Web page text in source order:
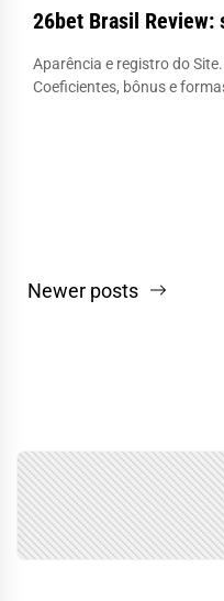
26bet Brasil
Aparência e registro do
Coeficientes, bônus e
Navegação
Newer posts